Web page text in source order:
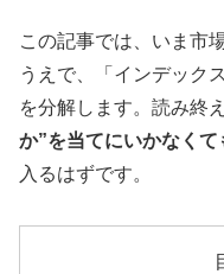
この記事では、いま市
うえで、「インデック
を分解します。読み終
か”を当てにいかなく
入るはずです。